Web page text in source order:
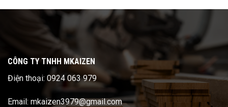
CÔNG TY TNHH MKAIZEN
Điện thoại: 0924 063 979
Email: mkaizen3979@gmail.com